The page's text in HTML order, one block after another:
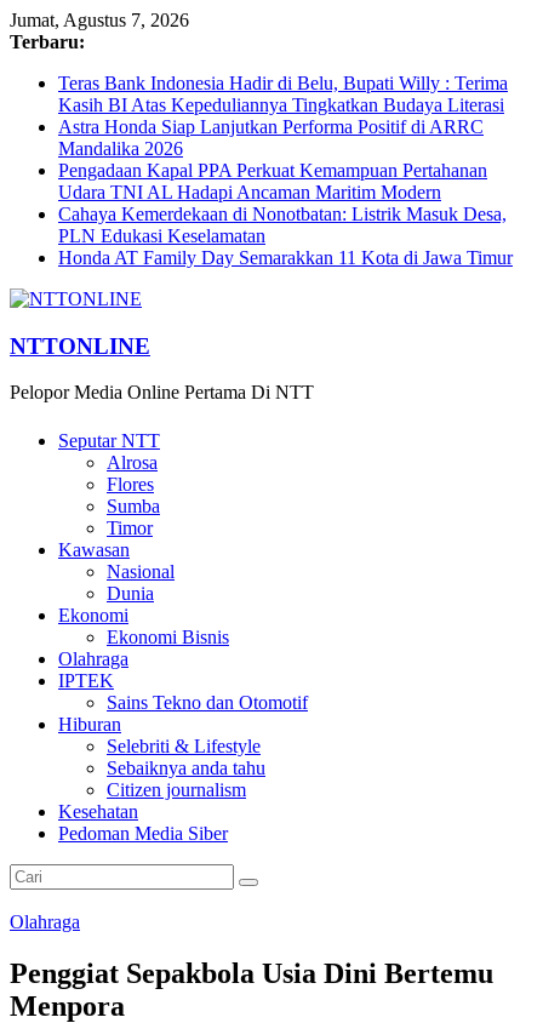
Jumat, Agustus 7, 2026
Terbaru:
Teras Bank Indonesia Hadir di Belu, Bupati Willy : Terima
Kasih BI Atas Kepeduliannya Tingkatkan Budaya Literasi
Astra Honda Siap Lanjutkan Performa Positif di ARRC
Mandalika 2026
Pengadaan Kapal PPA Perkuat Kemampuan Pertahanan
Udara TNI AL Hadapi Ancaman Maritim Modern
Cahaya Kemerdekaan di Nonotbatan: Listrik Masuk Desa,
PLN Edukasi Keselamatan
Honda AT Family Day Semarakkan 11 Kota di Jawa Timur
NTTONLINE
Pelopor Media Online Pertama Di NTT
Seputar NTT
Alrosa
Flores
Sumba
Timor
Kawasan
Nasional
Dunia
Ekonomi
Ekonomi Bisnis
Olahraga
IPTEK
Sains Tekno dan Otomotif
Hiburan
Selebriti & Lifestyle
Sebaiknya anda tahu
Citizen journalism
Kesehatan
Pedoman Media Siber
Olahraga
Penggiat Sepakbola Usia Dini Bertemu
Menpora